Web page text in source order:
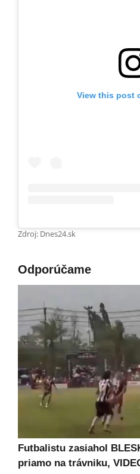
View this post
Zdroj: Dnes24.sk
Odporúčame
Futbalistu zasiahol
priamo na trávniku,